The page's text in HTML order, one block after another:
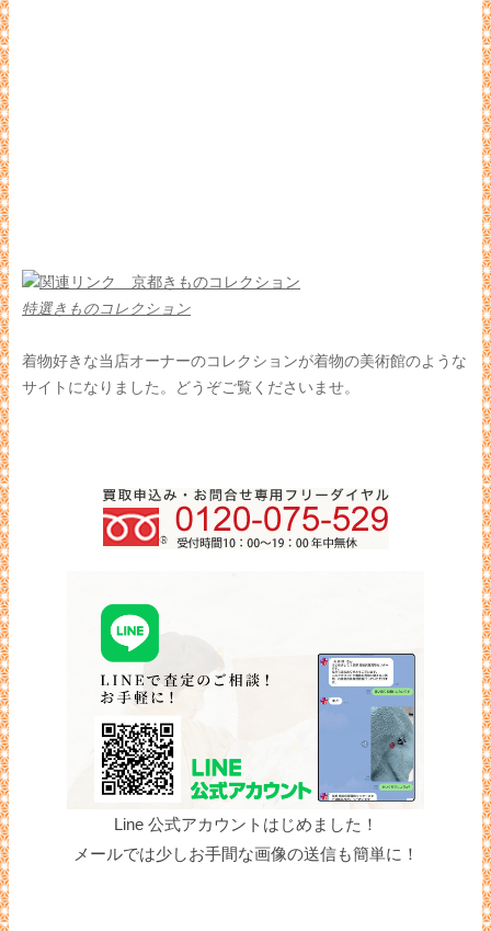
特選きものコレクション
着物好きな当店オーナーのコレクションが着物の美術館のような
サイトになりました。どうぞご覧くださいませ。
Line 公式アカウントはじめました！
メールでは少しお手間な画像の送信も簡単に！